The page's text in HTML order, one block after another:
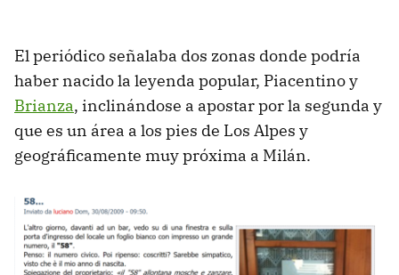
El periódico señalaba dos zonas donde podría
haber nacido la leyenda popular, Piacentino y
Brianza, inclinándose a apostar por la segunda y
que es un área a los pies de Los Alpes y
geográficamente muy próxima a Milán.